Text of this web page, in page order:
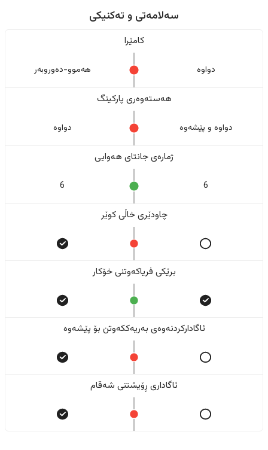
سەلامەتی و تەکنیکی
کامێرا
دواوە هەموو-دەوروبەر
هەستەوەری پارکینگ
دواوە و پێشەوە دواوە
ژمارەی جانتای هەوایی
6
6
چاودێری خاڵی کوێر
برێکی فریاکەوتنی خۆکار
ئاگادارکردنەوەی بەریەککەوتن بۆ پێشەوە
ئاگاداری ڕۆیشتنی شەقام